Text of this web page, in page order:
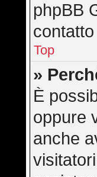
phpBB
Top
»
È
oppure
anche